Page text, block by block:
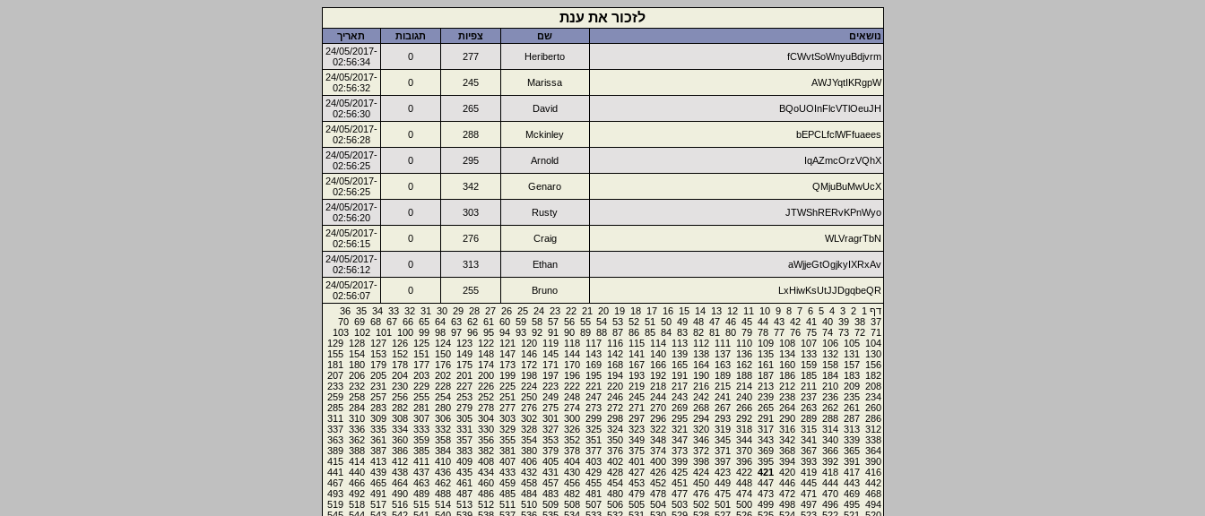
לזכור את ענת
נושאים שם צפיות תגובות
תאריך
fCWvtSoWnyuBdjvrm
Heriberto
277
0
24/05/2017-
02:56:34
AWJYqtIKRgpW
Marissa
245
0
24/05/2017-
02:56:32
BQoUOInFlcVTlOeuJH
David
265
0
24/05/2017-
02:56:30
bEPCLfclWFfuaees
Mckinley
288
0
24/05/2017-
02:56:28
IqAZmcOrzVQhX
Arnold
295
0
24/05/2017-
02:56:25
QMjuBuMwUcX
Genaro
342
0
24/05/2017-
02:56:25
JTWShRERvKPnWyo
Rusty
303
0
24/05/2017-
02:56:20
WLVragrTbN
Craig
276
0
24/05/2017-
02:56:15
aWjjeGtOgjkyIXRxAv
Ethan
313
0
24/05/2017-
02:56:12
LxHiwKsUtJJDgqbeQR
Bruno
255
0
24/05/2017-
02:56:07
דף 1
2
3
4
5
6
7
8
9
10
11
12
13
14
15
16
17
18
19
20
21
22
23
24
25
26
27
28
29
30
31
32
33
34
35
36
37
38
39
40
41
42
43
44
45
46
47
48
49
50
51
52
53
54
55
56
57
58
59
60
61
62
63
64
65
66
67
68
69
70
71
72
73
74
75
76
77
78
79
80
81
82
83
84
85
86
87
88
89
90
91
92
93
94
95
96
97
98
99
100
101
102
103
104
105
106
107
108
109
110
111
112
113
114
115
116
117
118
119
120
121
122
123
124
125
126
127
128
129
130
131
132
133
134
135
136
137
138
139
140
141
142
143
144
145
146
147
148
149
150
151
152
153
154
155
156
157
158
159
160
161
162
163
164
165
166
167
168
169
170
171
172
173
174
175
176
177
178
179
180
181
182
183
184
185
186
187
188
189
190
191
192
193
194
195
196
197
198
199
200
201
202
203
204
205
206
207
208
209
210
211
212
213
214
215
216
217
218
219
220
221
222
223
224
225
226
227
228
229
230
231
232
233
234
235
236
237
238
239
240
241
242
243
244
245
246
247
248
249
250
251
252
253
254
255
256
257
258
259
260
261
262
263
264
265
266
267
268
269
270
271
272
273
274
275
276
277
278
279
280
281
282
283
284
285
286
287
288
289
290
291
292
293
294
295
296
297
298
299
300
301
302
303
304
305
306
307
308
309
310
311
312
313
314
315
316
317
318
319
320
321
322
323
324
325
326
327
328
329
330
331
332
333
334
335
336
337
338
339
340
341
342
343
344
345
346
347
348
349
350
351
352
353
354
355
356
357
358
359
360
361
362
363
364
365
366
367
368
369
370
371
372
373
374
375
376
377
378
379
380
381
382
383
384
385
386
387
388
389
390
391
392
393
394
395
396
397
398
399
400
401
402
403
404
405
406
407
408
409
410
411
412
413
414
415
416
417
418
419
420
421
422
423
424
425
426
427
428
429
430
431
432
433
434
435
436
437
438
439
440
441
442
443
444
445
446
447
448
449
450
451
452
453
454
455
456
457
458
459
460
461
462
463
464
465
466
467
468
469
470
471
472
473
474
475
476
477
478
479
480
481
482
483
484
485
486
487
488
489
490
491
492
493
494
495
496
497
498
499
500
501
502
503
504
505
506
507
508
509
510
511
512
513
514
515
516
517
518
519